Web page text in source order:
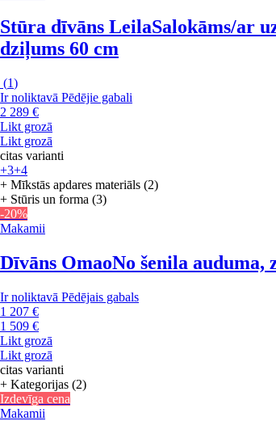
Stūra dīvāns LeilaSalokāms/ar
dziļums 60 cm
(1)
Ir noliktavā Pēdējie gabali
2 289 €
Likt grozā
Likt grozā
citas varianti
+3+4
+ Mīkstās apdares materiāls (2)
+ Stūris un forma (3)
-20%
Makamii
Dīvāns OmaoNo šenila auduma,
Ir noliktavā Pēdējais gabals
1 207 €
1 509 €
Likt grozā
Likt grozā
citas varianti
+ Kategorijas (2)
Izdevīga cena
Makamii